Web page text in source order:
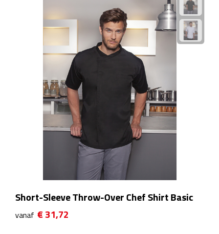
Rugzakken
Rugzakken
Laptop rugzakken
Promo rugzakjes
Sport- & Recreatietassen
Koeltassen & koelboxen
Short-Sleeve Throw-Over Chef Shirt Basic
vanaf € 31,72